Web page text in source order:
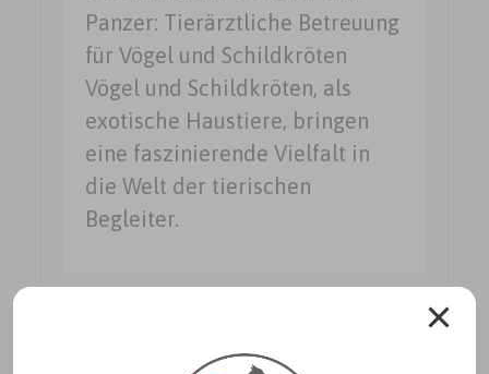
Panzer: Tierärztliche Betreuung
für Vögel und Schildkröten
Vögel und Schildkröten, als
exotische Haustiere, bringen
eine faszinierende Vielfalt in
die Welt der tierischen
Begleiter.